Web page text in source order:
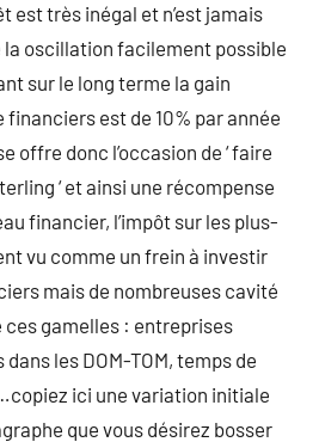
est très inégal et n’est jamais
la oscillation facilement possible
sur le long terme la gain
est de 10% par année
offre donc l’occasion de ‘ faire
‘ et ainsi une récompense
financier, l’impôt sur les plus-
vu comme un frein à investir
mais de nombreuses cavité
gamelles : entreprises
les DOM-TOM, temps de
ici une variation initiale
que vous désirez bosser